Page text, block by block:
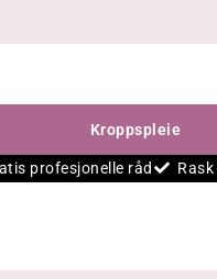
Kroppspleie
profesjonelle råd